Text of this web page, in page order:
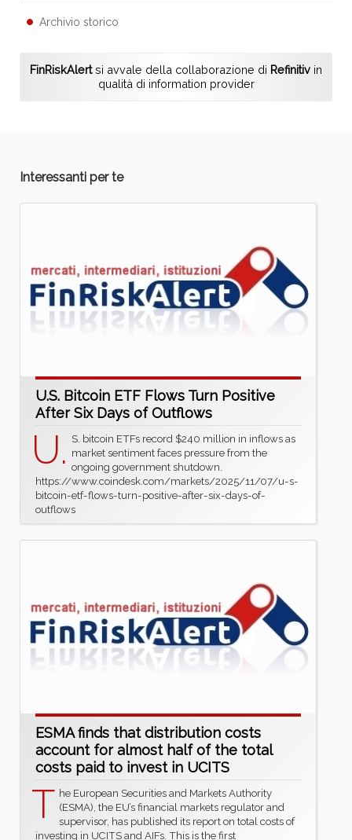
Archivio storico
FinRiskAlertsi avvale della collaborazione di Refinitiv in
qualità di information provider
Interessanti per te
U.S. Bitcoin ETF Flows Turn Positive
After Six Days of Outflows
U. S. bitcoin ETFs record $240 million in inflows as
market sentiment faces pressure from the
ongoing government shutdown.
https://www.coindesk.com/markets/2025/11/07/u-s-
bitcoin-etf-flows-turn-positive-after-six-days-of-
outflows
ESMA finds that distribution costs
account for almost half of the total
costs paid to invest in UCITS
T he European Securities and Markets Authority
(ESMA), the EU’s financial markets regulator and
supervisor, has published its report on total costs of
investing in UCITS and AIFs. This is the first